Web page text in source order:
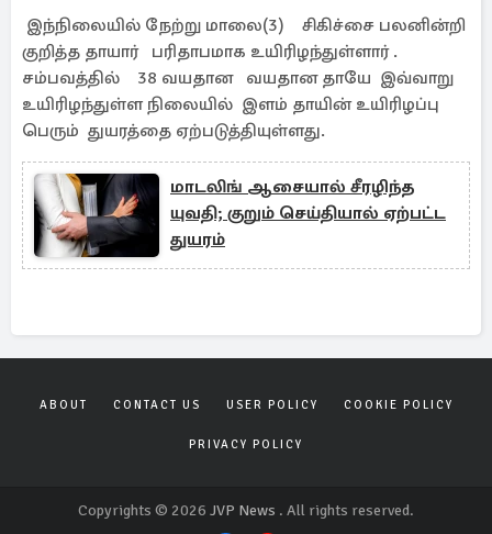
இந்நிலையில் நேற்று மாலை(3) சிகிச்சை பலனின்றி
குறித்த தாயார் பரிதாபமாக உயிரிழந்துள்ளார் .
சம்பவத்தில் 38 வயதான வயதான தாயே இவ்வாறு
உயிரிழந்துள்ள நிலையில் இளம் தாயின் உயிரிழப்பு
பெரும் துயரத்தை ஏற்படுத்தியுள்ளது.
மாடலிங் ஆசையால் சீரழிந்த
யுவதி; குறும் செய்தியால் ஏற்பட்ட
துயரம்
ABOUT CONTACT US USER POLICY COOKIE POLICY
PRIVACY POLICY
Copyrights © 2026 JVP News . All rights reserved.